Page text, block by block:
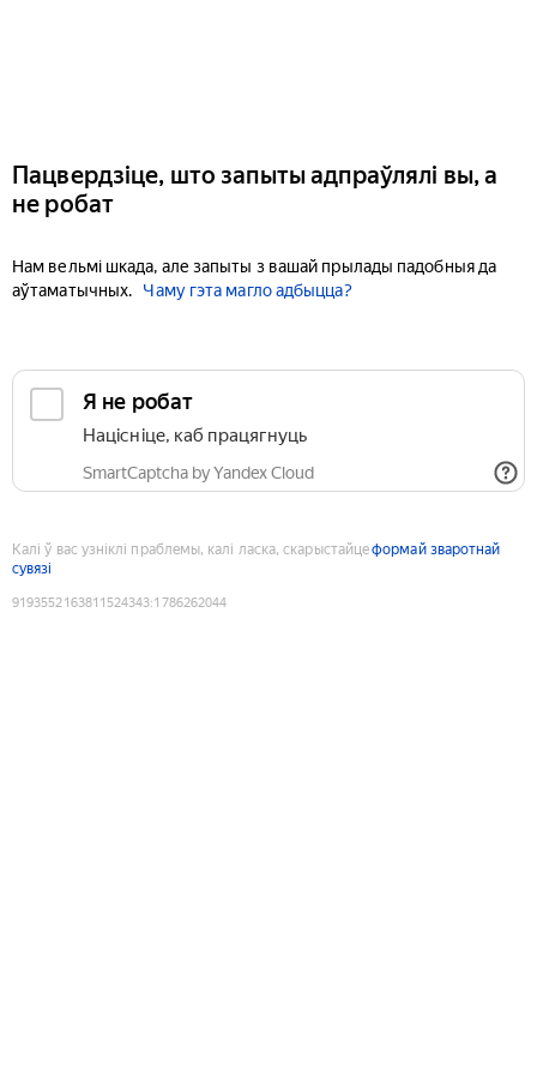
Пацвердзіце, што запыты адпраўлялі вы, а
не робат
Нам вельмі шкада, але запыты з вашай прылады падобныя да
аўтаматычных.
Чаму гэта магло адбыцца?
Я не робат
Націсніце, каб працягнуць
SmartCaptcha by Yandex Cloud
Калі ў вас узніклі праблемы, калі ласка, скарыстайцеформай зваротнай
сувязі
9193552163811524343:1786262044